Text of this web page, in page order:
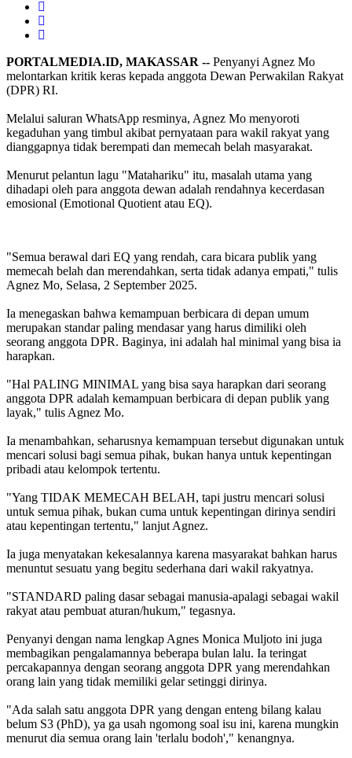
PORTALMEDIA.ID, MAKASSAR -- Penyanyi Agnez Mo
melontarkan kritik keras kepada anggota Dewan Perwakilan Rakyat
(DPR) RI.
Melalui saluran WhatsApp resminya, Agnez Mo menyoroti
kegaduhan yang timbul akibat pernyataan para wakil rakyat yang
dianggapnya tidak berempati dan memecah belah masyarakat.
Menurut pelantun lagu "Matahariku" itu, masalah utama yang
dihadapi oleh para anggota dewan adalah rendahnya kecerdasan
emosional (Emotional Quotient atau EQ).
"Semua berawal dari EQ yang rendah, cara bicara publik yang
memecah belah dan merendahkan, serta tidak adanya empati," tulis
Agnez Mo, Selasa, 2 September 2025.
Ia menegaskan bahwa kemampuan berbicara di depan umum
merupakan standar paling mendasar yang harus dimiliki oleh
seorang anggota DPR. Baginya, ini adalah hal minimal yang bisa ia
harapkan.
"Hal PALING MINIMAL yang bisa saya harapkan dari seorang
anggota DPR adalah kemampuan berbicara di depan publik yang
layak," tulis Agnez Mo.
Ia menambahkan, seharusnya kemampuan tersebut digunakan untuk
mencari solusi bagi semua pihak, bukan hanya untuk kepentingan
pribadi atau kelompok tertentu.
"Yang TIDAK MEMECAH BELAH, tapi justru mencari solusi
untuk semua pihak, bukan cuma untuk kepentingan dirinya sendiri
atau kepentingan tertentu," lanjut Agnez.
Ia juga menyatakan kekesalannya karena masyarakat bahkan harus
menuntut sesuatu yang begitu sederhana dari wakil rakyatnya.
"STANDARD paling dasar sebagai manusia-apalagi sebagai wakil
rakyat atau pembuat aturan/hukum," tegasnya.
Penyanyi dengan nama lengkap Agnes Monica Muljoto ini juga
membagikan pengalamannya beberapa bulan lalu. Ia teringat
percakapannya dengan seorang anggota DPR yang merendahkan
orang lain yang tidak memiliki gelar setinggi dirinya.
"Ada salah satu anggota DPR yang dengan enteng bilang kalau
belum S3 (PhD), ya ga usah ngomong soal isu ini, karena mungkin
menurut dia semua orang lain 'terlalu bodoh'," kenangnya.